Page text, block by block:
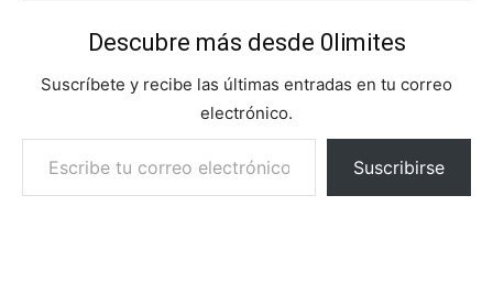
Descubre más desde 0limites
Suscríbete y recibe las últimas entradas en tu correo
electrónico.
Escribe tu correo electrónico…
Suscribirse